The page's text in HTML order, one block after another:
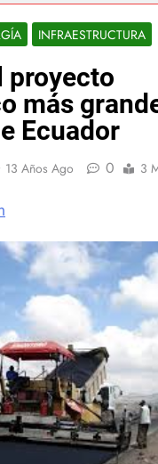
INFRAESTRUCTURA
proyecto
más
Ecuador
13 Años Ago 0 3